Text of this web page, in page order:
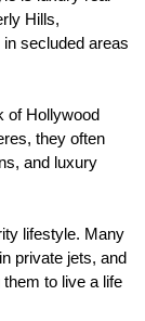
Hills,
secluded areas
of Hollywood
they often
and luxury
lifestyle. Many
private jets, and
to live a life